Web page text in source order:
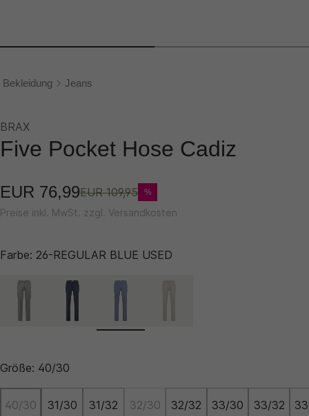
Bekleidung Jeans
BRAX
Five Pocket Hose Cadiz
EUR 76,99EUR 109,95 %
Preise inkl. MwSt. zzgl. Versandkosten
Farbe: 26-REGULAR BLUE USED
Größe: 40/30
40/30 31/30 31/32 32/30 32/32 33/30 33/32